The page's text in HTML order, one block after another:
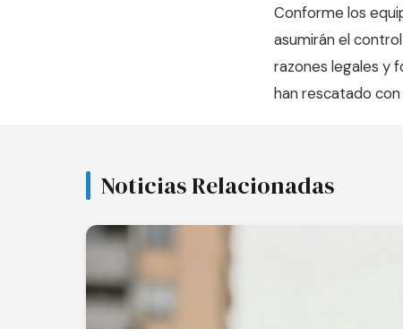
Conforme los
asumirán el
razones legales y
han rescatado
Noticias Relacionadas